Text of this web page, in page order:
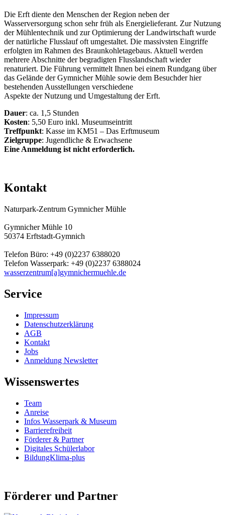
Die Erft diente den Menschen der Region neben der
Wasserversorgung schon sehr früh als Energielieferant. Zur Nutzung
der Mühlentechnik und zur Optimierung der Landwirtschaft wurde
der natürliche Flusslauf oft umgestaltet. Die massivsten Eingriffe
erfolgten im Rahmen des Braunkohletagebaus. Aktuell werden
mehrere Abschnitte der begradigten Flusslandschaft wieder
renaturiert. Die Führung vermittelt Ihnen bei einem Rundgang über
das Gelände der Gymnicher Mühle sowie dem Besuchder hier
bestehenden Ausstellungen verschiedene
Aspekte der Nutzung und Umgestaltung der Erft.
Dauer: ca. 1,5 Stunden
Kosten: 5,50 Euro inkl. Museumseintritt
Treffpunkt: Kasse im KM51 – Das Erftmuseum
Zielgruppe: Jugendliche & Erwachsene
Eine Anmeldung ist nicht erforderlich.
Kontakt
Naturpark-Zentrum Gymnicher Mühle
Gymnicher Mühle 10
50374 Erftstadt-Gymnich
Telefon Büro: +49 (0)2237 6388020
Telefon Wasserpark: +49 (0)2237 6388024
wasserzentrum[a]gymnichermuehle.de
Service
Impressum
Datenschutzerklärung
AGB
Kontakt
Jobs
Anmeldung Newsletter
Wissenswertes
Team
Anreise
Infos Wasserpark & Museum
Barrierefreiheit
Förderer & Partner
Digitales Schülerlabor
BildungKlima-plus
Förderer und Partner